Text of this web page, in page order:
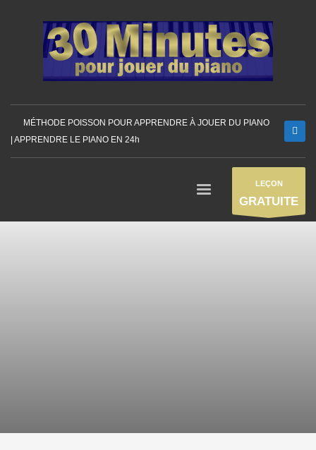
MÉTHODE POISSON POUR APPRENDRE À JOUER DU PIANO
| APPRENDRE LE PIANO EN 24h
LEÇON
GRATUITE